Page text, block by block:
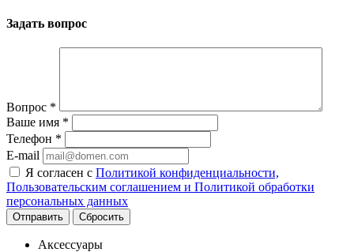
Задать вопрос
Вопрос *
Ваше имя *
Телефон *
E-mail
Я согласен с Политикой конфиденциальности,
Пользовательским соглашением и Политикой обработки
персональных данных
Сбросить
Аксессуары